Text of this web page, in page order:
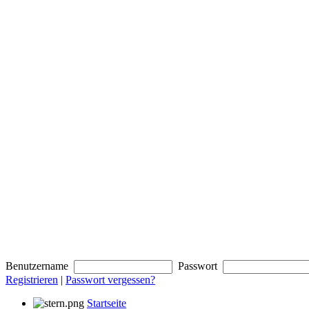
Benutzername
Passwort
Registrieren | Passwort vergessen?
Startseite